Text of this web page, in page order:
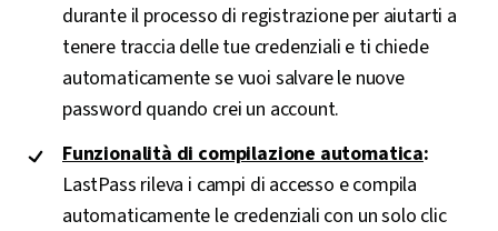
durante il processo di registrazione per aiutarti a
tenere traccia delle tue credenziali e ti chiede
automaticamente se vuoi salvare le nuove
password quando crei un account.
Funzionalità di compilazione automatica:
LastPass rileva i campi di accesso e compila
automaticamente le credenziali con un solo clic